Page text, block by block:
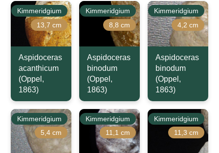
Kimmeridgium
13,7 cm
Aspidoceras
acanthicum
(Oppel,
1863)
Kimmeridgium
8,8 cm
Aspidoceras
binodum
(Oppel,
1863)
Kimmeridgium
4,2 cm
Aspidoceras
binodum
(Oppel,
1863)
Kimmeridgium
5,4 cm
Kimmeridgium
11,1 cm
Kimmeridgium
11,3 cm